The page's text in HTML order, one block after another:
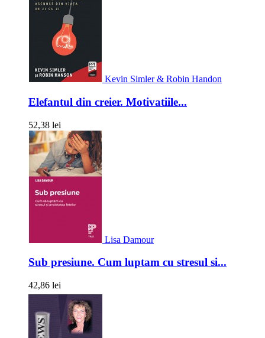
Kevin Simler & Robin Handon
Elefantul din creier. Motivatiile...
52,38 lei
Lisa Damour
Sub presiune. Cum luptam cu stresul si...
42,86 lei